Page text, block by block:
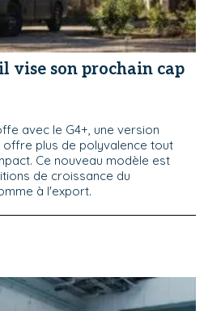
vise son prochain cap
avec le G4+, une version
offre plus de polyvalence tout
Ce nouveau modèle est
de croissance du
à l'export.